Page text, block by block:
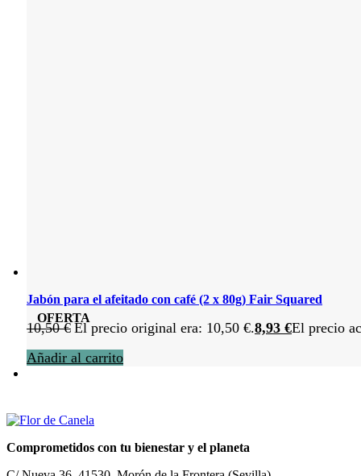
OFERTA
Jabón para el afeitado con café (2 x 80g) Fair Squared
10,50€ El precio original era: 10,50 €.8,93 €El precio
Añadir al carrito
Comprometidos con tu bienestar y el planeta